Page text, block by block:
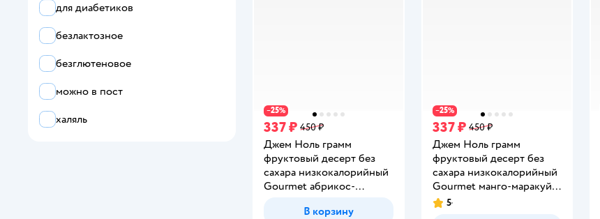
−25%
337 ₽ 450 ₽
Джем Ноль грамм
фруктовый десерт без
сахара низкокалорийный
Gourmet абрикос-
В корзину
−25%
337 ₽ 450 ₽
Джем Ноль грамм
фруктовый десерт без
сахара низкокалорийный
Gourmet манго-маракуйя
240г
Рейтинг:
5
для диабетиков
безлактозное
безглютеновое
можно в пост
халяль